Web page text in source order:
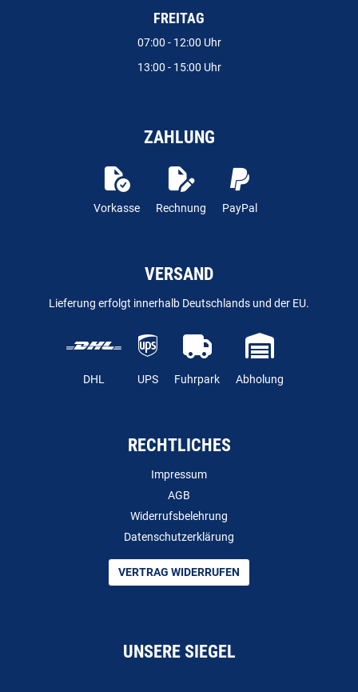
FREITAG
07:00 - 12:00 Uhr
13:00 - 15:00 Uhr
ZAHLUNG
Vorkasse Rechnung PayPal
VERSAND
Lieferung erfolgt innerhalb Deutschlands und der EU.
DHL UPS Fuhrpark Abholung
RECHTLICHES
Impressum
AGB
Widerrufsbelehrung
Datenschutzerklärung
VERTRAG WIDERRUFEN
UNSERE SIEGEL